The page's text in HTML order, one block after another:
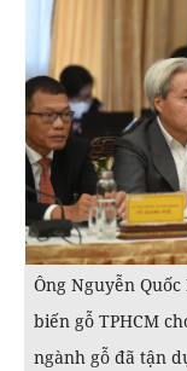
Ông Nguyễn
biến gỗ TPHCM
ngành gỗ đã tận